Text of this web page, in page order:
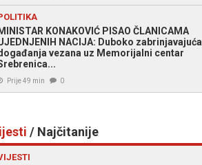
KONAKOVIĆ PISAO ČLANICAMA
NACIJA: Duboko zabrinjavajuća
vezana uz Memorijalni centar
Prije 49 min 0
/ Najčitanije